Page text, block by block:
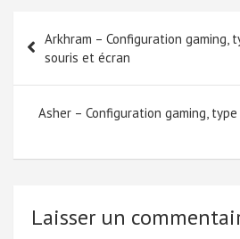
de
l’article
Arkhram – Configuration gaming,
souris et écran
Asher – Configuration gaming, type
Laisser un